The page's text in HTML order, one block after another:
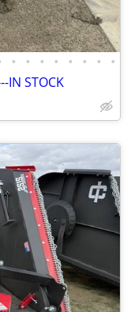
• • • • • • • •
STOCK